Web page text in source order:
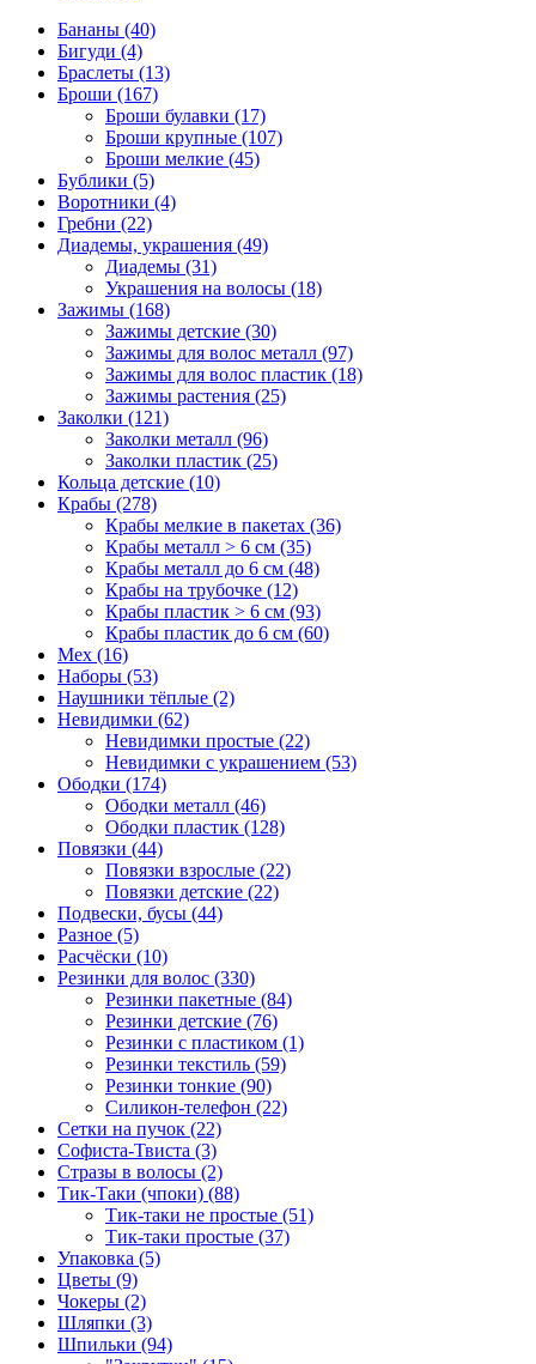
Бананы (40)
Бигуди (4)
Браслеты (13)
Броши (167)
Броши булавки (17)
Броши крупные (107)
Броши мелкие (45)
Бублики (5)
Воротники (4)
Гребни (22)
Диадемы, украшения (49)
Диадемы (31)
Украшения на волосы (18)
Зажимы (168)
Зажимы детские (30)
Зажимы для волос металл (97)
Зажимы для волос пластик (18)
Зажимы растения (25)
Заколки (121)
Заколки металл (96)
Заколки пластик (25)
Кольца детские (10)
Крабы (278)
Крабы мелкие в пакетах (36)
Крабы металл > 6 см (35)
Крабы металл до 6 см (48)
Крабы на трубочке (12)
Крабы пластик > 6 см (93)
Крабы пластик до 6 см (60)
Мех (16)
Наборы (53)
Наушники тёплые (2)
Невидимки (62)
Невидимки простые (22)
Невидимки с украшением (53)
Ободки (174)
Ободки металл (46)
Ободки пластик (128)
Повязки (44)
Повязки взрослые (22)
Повязки детские (22)
Подвески, бусы (44)
Разное (5)
Расчёски (10)
Резинки для волос (330)
Резинки пакетные (84)
Резинки детские (76)
Резинки с пластиком (1)
Резинки текстиль (59)
Резинки тонкие (90)
Силикон-телефон (22)
Сетки на пучок (22)
Софиста-Твиста (3)
Стразы в волосы (2)
Тик-Таки (чпоки) (88)
Тик-таки не простые (51)
Тик-таки простые (37)
Упаковка (5)
Цветы (9)
Чокеры (2)
Шляпки (3)
Шпильки (94)